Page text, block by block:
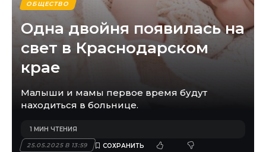
ОБЩЕСТВО
Одна двойня появилась на
свет в Краснодарском
крае
Малыши и мамы первое время будут
находиться в больнице.
25.05.2025 В 13:59
1 МИН ЧТЕНИЯ